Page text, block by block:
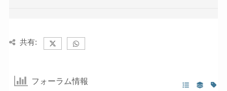
共有:
フォーラム情報